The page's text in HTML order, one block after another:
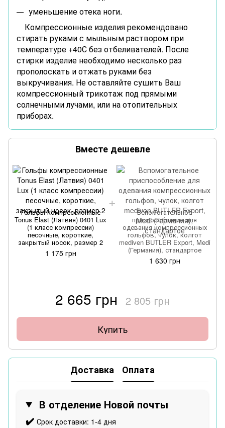
уменьшение отека ноги.
Компрессионные изделия рекомендовано
стирать руками с мыльным раствором при
температуре +40С без отбеливателей. После
стирки изделие необходимо несколько раз
прополоскать и отжать руками без
выкручивания. Не оставляйте сушить Ваш
компрессионный трикотаж под прямыми
солнечными лучами, или на отопительных
приборах.
Вместе дешевле
Гольфы компрессионные
Tonus Elast (Латвия) 0401 Lux
(1 класс компрессии)
песочные, короткие,
закрытый носок, размер 2
1 175 грн
Вспомогательное
приспособление для
одевания компрессионных
гольфов, чулок, колгот
mediven BUTLER Export, Medi
(Германия), стандартое
1 630 грн
2 665 грн 2 805 грн
Купить
Доставка Оплата
В отделение Новой почты
✔️ Срок доставки: 1-4 дня